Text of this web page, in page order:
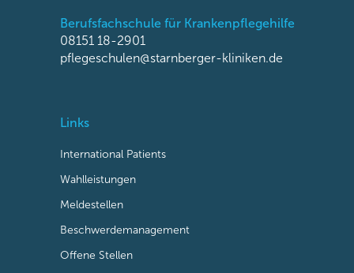
Berufsfachschule für Krankenpflegehilfe
08151 18-2901
pflegeschulen@starnberger-kliniken.de
Links
International Patients
Wahlleistungen
Meldestellen
Beschwerdemanagement
Offene Stellen